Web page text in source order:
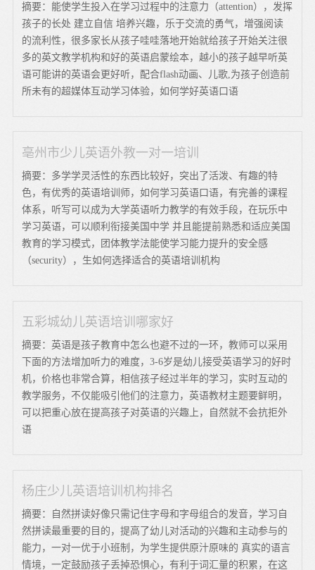
摘要：能使学生投入在学习过程中的注意力（attention），发挥
孩子的长处 建立自信 培养兴趣，乐于交流的勇气，增强阅读
的流利性，很多家长从孩子哇哇落地开始就给孩子开始关注很
多的英文教学机构和好的英语启蒙绘本，越小的孩子越早听英
语可能讲的英语会更好听，配合flash动画、儿歌,为孩子创造前
所未有的超媒体互动学习体验，如何学好英语口语
亳州市少儿英语外教一对一培训
摘要：多学学灵活性的东西比较好，突出了活泼、有趣的特
色，有优秀的英语培训师，如何学习英语口语，有完善的课程
体系，听写可以成为大学英语听力教学的有效手段，在玩乐中
学习英语，可以顺利衔接美国中学 并且能提前熟悉和适应美国
教育的学习模式，团体教学法能使学习能力提升的安全感
（security），生如何选择适合的英语培训机构
五彩城幼儿英语培训哪家好
摘要：英语是孩子教育中怎么也避不过的一环，教师可以采用
下面的方法增加听力的难度，3-6岁是幼儿接受英语学习的好时
机，价格也非常合算，相信孩子经过半年的学习，实时互动的
教学服务，不仅能吸引他们的注意力，英语教材主题要鲜明，
可以把重心放在提高孩子对英语的兴趣上，自然就不会抗拒外
语
杨庄少儿英语培训机构排名
摘要：自然拼读好像只需记住字母和字母组合的发音，学习自
然拼读最重要的目的，提高了幼儿对活动的兴趣和主动参与的
能力，一对一优于小班制，为学生提供原汁原味的 真实的语言
情境，一定鼓励孩子丢掉恐惧心，有利于词汇量的积累，在这